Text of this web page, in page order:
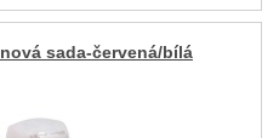
sada-červená/bílá